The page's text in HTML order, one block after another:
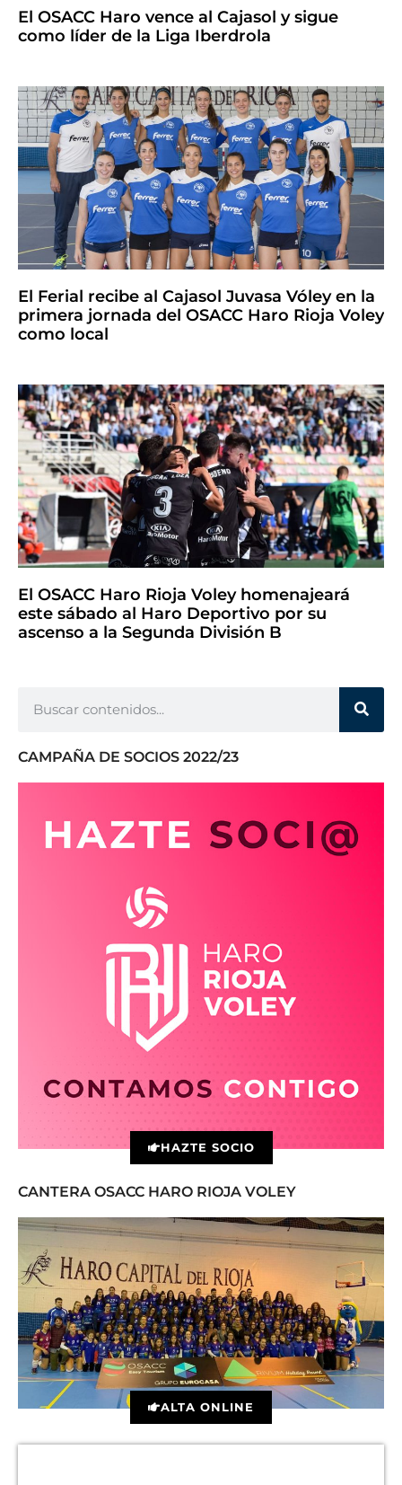
El OSACC Haro vence al Cajasol y sigue
como líder de la Liga Iberdrola
El Ferial recibe al Cajasol Juvasa Vóley en la
primera jornada del OSACC Haro Rioja Voley
como local
El OSACC Haro Rioja Voley homenajeará
este sábado al Haro Deportivo por su
ascenso a la Segunda División B
CAMPAÑA DE SOCIOS 2022/23
HAZTE SOCIO
CANTERA OSACC HARO RIOJA VOLEY
ALTA ONLINE